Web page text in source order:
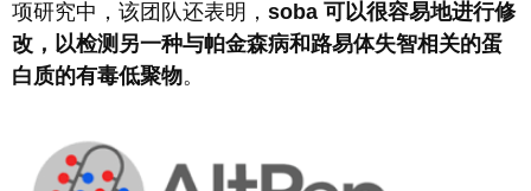
项研究中，该团队还表明， soba 可以很容易地进行修
改，以检测另一种与帕金森病和路易体失智相关的蛋
白质的有毒低聚物。